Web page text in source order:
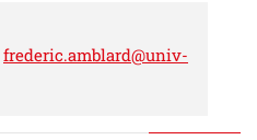
frederic.amblard@univ-